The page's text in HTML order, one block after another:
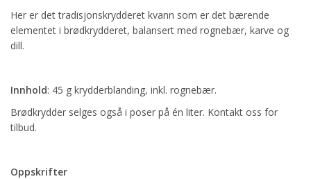
Her er det tradisjonskrydderet kvann som er det bærende
elementet i brødkrydderet, balansert med rognebær, karve og
dill.
Innhold: 45 g krydderblanding, inkl. rognebær.
Brødkrydder selges også i poser på én liter. Kontakt oss for
tilbud.
Oppskrifter